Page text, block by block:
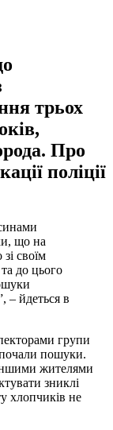
трьох
Про
поліції
що на
своїм
до цього
– йдеться в
групи
пошуки.
жителями
зниклі
хлопчиків не